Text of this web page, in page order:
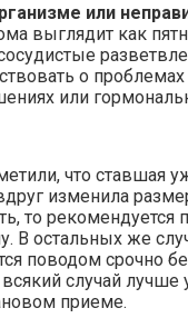
или
выглядит как
о проблемах
или
что ставшая
изменила
то рекомендуется
В остальных же
поводом срочно
случай лучше
приеме.